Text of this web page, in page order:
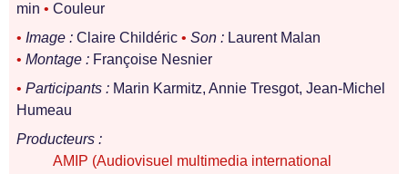
min • Couleur
• Image : Claire Childéric • Son : Laurent Malan
• Montage : Françoise Nesnier
• Participants : Marin Karmitz, Annie Tresgot, Jean-Michel
Humeau
Producteurs :
AMIP (Audiovisuel multimedia international